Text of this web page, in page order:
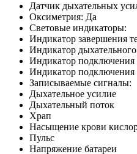
Датчик дыхательных
Оксиметрия: Да
Световые индикаторы:
Индикатор завершения
Индикатор
Индикатор подключения
Индикатор подключения
Записываемые сигналы:
Дыхательное усилие
Дыхательный поток
Храп
Насыщение крови
Пульс
Напряжение батареи